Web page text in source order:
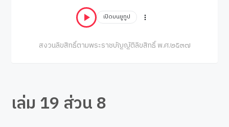
เปิดบนยูทูป
สงวนลิขสิทธิ์ตามพระราชบัญญัติลิขสิทธิ์ พ.ศ.๒๕๓๗
เล่ม 19 ส่วน 8